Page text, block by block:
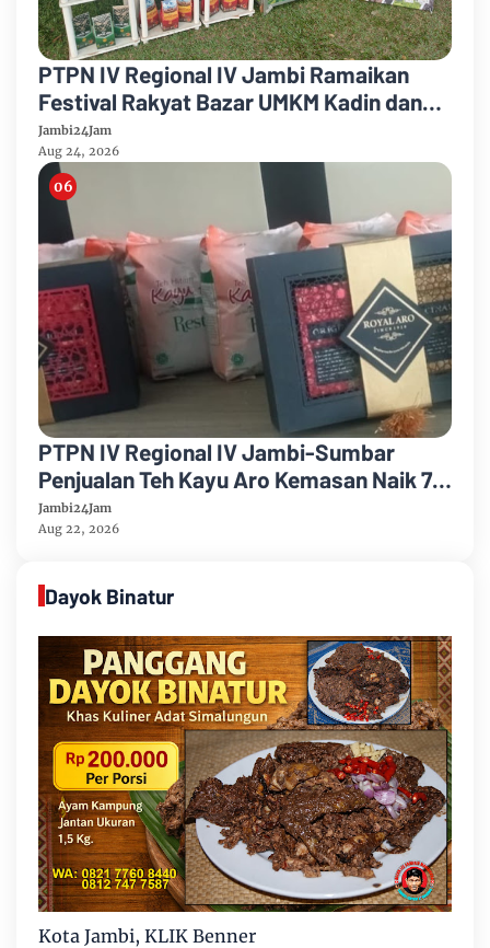
PTPN IV Regional IV Jambi Ramaikan
Festival Rakyat Bazar UMKM Kadin dan
Korem 042/Garuda Putih
Jambi24Jam
Aug 24, 2026
PTPN IV Regional IV Jambi-Sumbar
Penjualan Teh Kayu Aro Kemasan Naik 7
Persen Semester Pertama Tahun 2026
Jambi24Jam
Aug 22, 2026
Dayok Binatur
Kota Jambi, KLIK Benner